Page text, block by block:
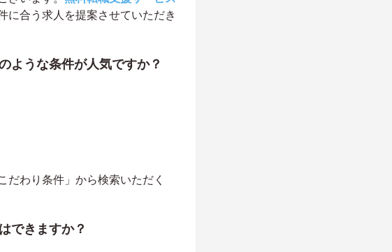
に合う求人を提案させていただき
ような条件が人気ですか？
だわり条件」から検索いただく
できますか？